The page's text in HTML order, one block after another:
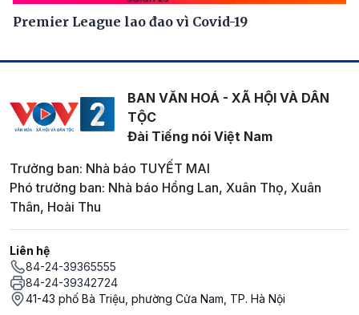
Premier League lao đao vì Covid-19
BAN VĂN HOÁ - XÃ HỘI VÀ DÂN
TỘC
Đài Tiếng nói Việt Nam
Trưởng ban: Nhà báo TUYẾT MAI
Phó trưởng ban: Nhà báo Hồng Lan, Xuân Thọ, Xuân
Thân, Hoài Thu
Liên hệ
84-24-39365555
84-24-39342724
41-43 phố Bà Triệu, phường Cửa Nam, TP. Hà Nội